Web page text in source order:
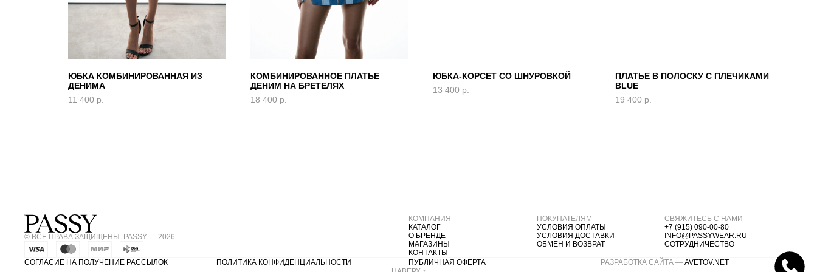
ЮБКА КОМБИНИРОВАННАЯ ИЗ
ДЕНИМА
11 400 р.
КОМБИНИРОВАННОЕ ПЛАТЬЕ
ДЕНИМ НА БРЕТЕЛЯХ
18 400 р.
ЮБКА-КОРСЕТ СО ШНУРОВКОЙ
13 400 р.
ПЛАТЬЕ В ПОЛОСКУ С ПЛЕЧИКАМИ
BLUE
19 400 р.
© ВСЕ ПРАВА ЗАЩИЩЕНЫ. PASSY — 2026
КОМПАНИЯ
КАТАЛОГ
О БРЕНДЕ
МАГАЗИНЫ
КОНТАКТЫ
ПОКУПАТЕЛЯМ
УСЛОВИЯ ОПЛАТЫ
УСЛОВИЯ ДОСТАВКИ
ОБМЕН И ВОЗВРАТ
СВЯЖИТЕСЬ С НАМИ
+7 (915) 090-00-80
INFO@PASSYWEAR.RU
СОТРУДНИЧЕСТВО
СОГЛАСИЕ НА ПОЛУЧЕНИЕ РАССЫЛОК ПОЛИТИКА КОНФИДЕНЦИАЛЬНОСТИ ПУБЛИЧНАЯ ОФЕРТА РАЗРАБОТКА САЙТА — AVETOV.NET